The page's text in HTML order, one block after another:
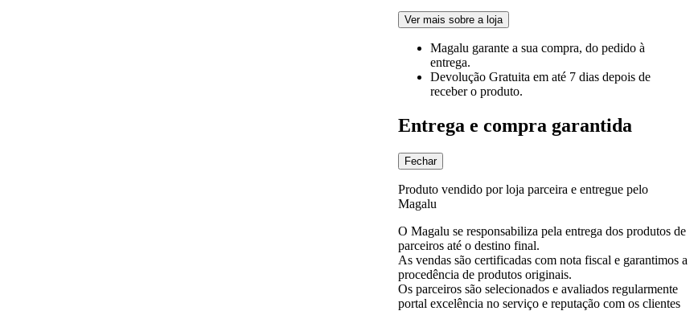
Ver mais sobre a loja
Magalu garante a sua compra, do pedido à
entrega.
Devolução Gratuita em até 7 dias depois de
receber o produto.
Entrega e compra garantida
Fechar
Produto vendido por loja parceira e entregue pelo
Magalu
O Magalu se responsabiliza pela entrega dos produtos de
parceiros até o destino final.
As vendas são certificadas com nota fiscal e garantimos a
procedência de produtos originais.
Os parceiros são selecionados e avaliados regularmente
portal excelência no serviço e reputação com os clientes